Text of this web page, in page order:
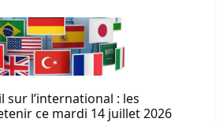
sur l’international : les
ce mardi 14 juillet 2026